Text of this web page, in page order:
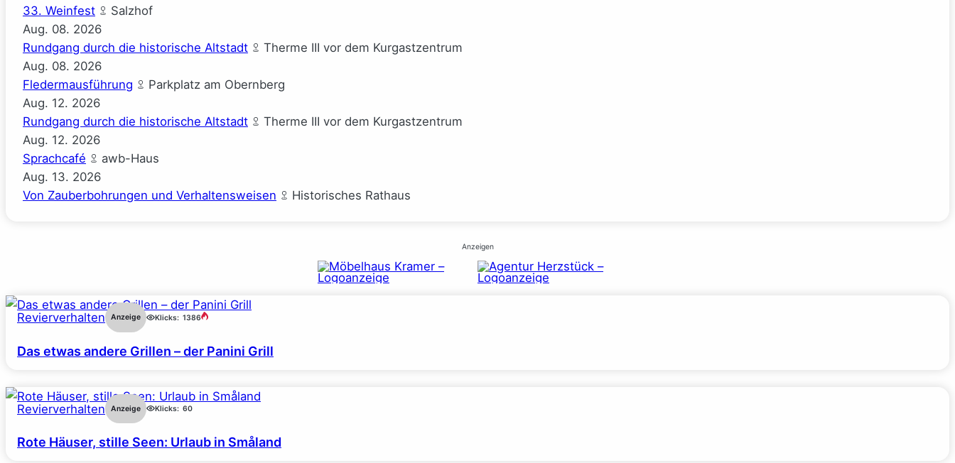
33. Weinfest
Salzhof
Aug. 08. 2026
Rundgang durch die historische Altstadt
Therme III vor dem Kurgastzentrum
Aug. 08. 2026
Fledermausführung
Parkplatz am Obernberg
Aug. 12. 2026
Rundgang durch die historische Altstadt
Therme III vor dem Kurgastzentrum
Aug. 12. 2026
Sprachcafé
awb-Haus
Aug. 13. 2026
Von Zauberbohrungen und Verhaltensweisen
Historisches Rathaus
Anzeigen
Revierverhalten Anzeige Klicks: 1386
Das etwas andere Grillen – der Panini Grill
Revierverhalten Anzeige Klicks: 60
Rote Häuser, stille Seen: Urlaub in Småland